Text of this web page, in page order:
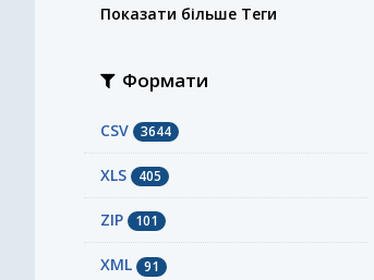
Показати більше Теги
Формати
CSV 3644
XLS 405
ZIP 101
XML 91